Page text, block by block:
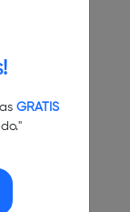
GRATIS